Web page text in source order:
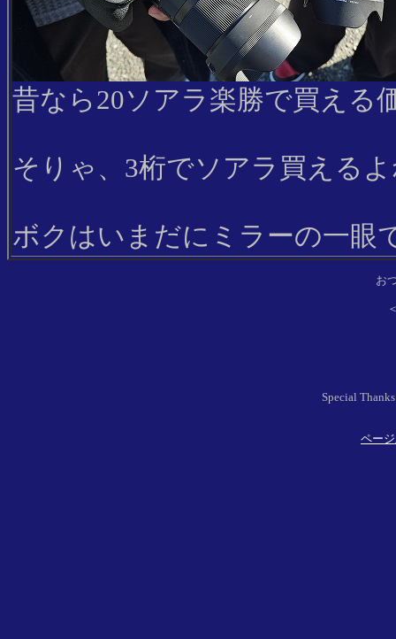
昔なら20ソアラ楽勝で買える
そりゃ、3桁でソアラ買える
ボクはいまだにミラーの一眼
お
Special
ペー